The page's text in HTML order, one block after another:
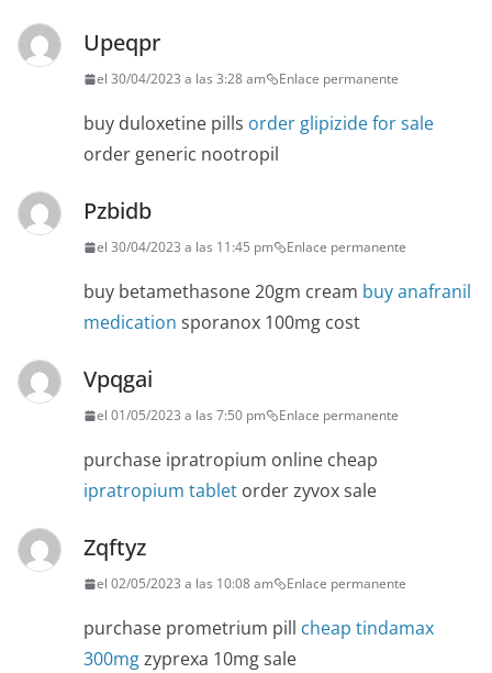
Upeqpr
el 30/04/2023 a las 3:28 am Enlace permanente
buy duloxetine pills order glipizide for sale
order generic nootropil
Pzbidb
el 30/04/2023 a las 11:45 pm Enlace permanente
buy betamethasone 20gm cream buy anafranil
medication sporanox 100mg cost
Vpqgai
el 01/05/2023 a las 7:50 pm Enlace permanente
purchase ipratropium online cheap
ipratropium tablet order zyvox sale
Zqftyz
el 02/05/2023 a las 10:08 am Enlace permanente
purchase prometrium pill cheap tindamax
300mgzyprexa 10mg sale